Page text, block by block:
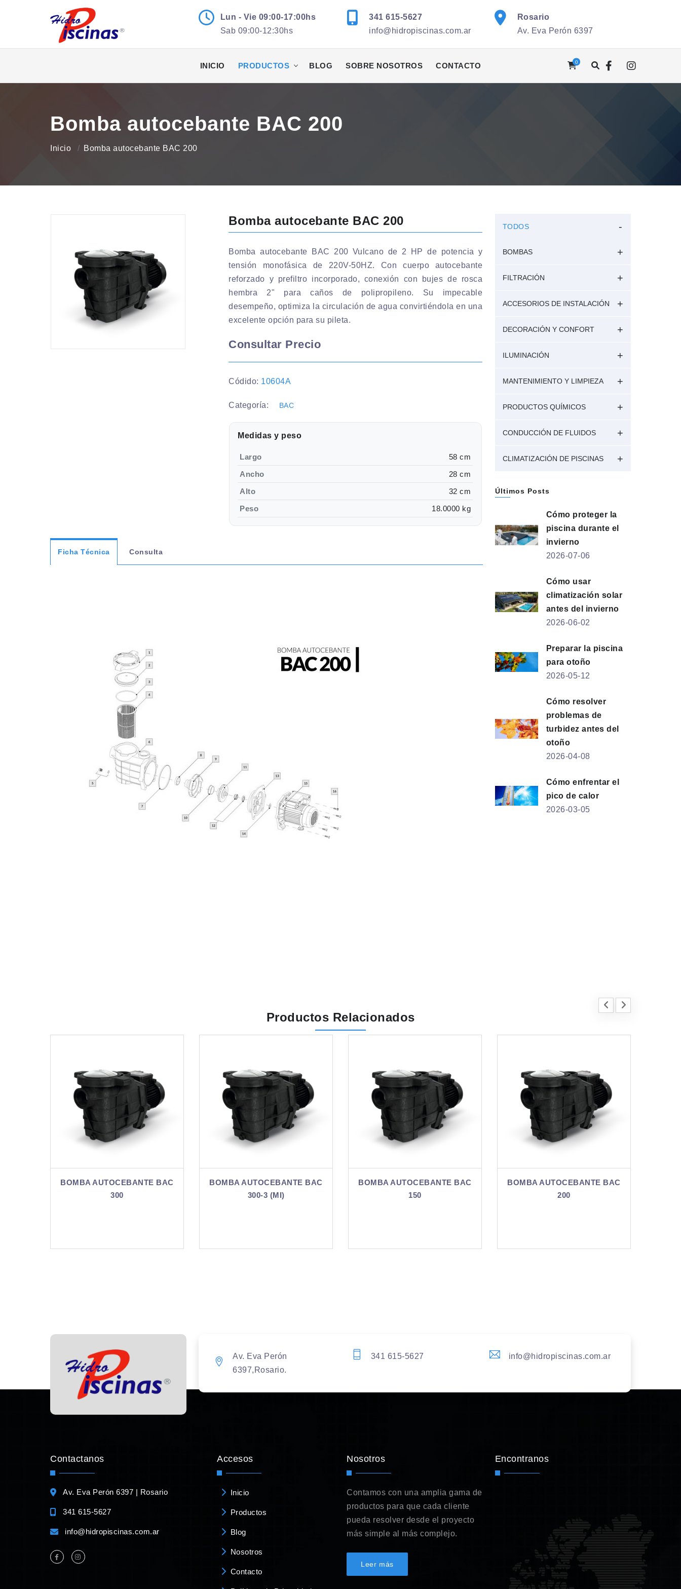
Lun - Vie 09:00-17:00hs
Sab 09:00-12:30hs
341 615-5627
info@hidropiscinas.com.ar
Rosario
Av. Eva Perón 6397
INICIO PRODUCTOS BLOG SOBRE NOSOTROS CONTACTO 0
Bomba autocebante BAC 200
Inicio Bomba autocebante BAC 200
Bomba autocebante BAC 200
Bomba autocebante BAC 200 Vulcano de 2 HP de potencia y
tensión monofásica de 220V-50HZ. Con cuerpo autocebante
reforzado y prefiltro incorporado, conexión con bujes de rosca
hembra 2" para caños de polipropileno. Su impecable
desempeño, optimiza la circulación de agua convirtiéndola en una
excelente opción para su pileta.
Consultar Precio
Códido: 10604A
Categoría: BAC
Medidas y peso
Largo
58 cm
Ancho
28 cm
Alto
32 cm
Peso
18.0000 kg
Ficha Técnica Consulta
TODOS
BOMBAS
FILTRACIÓN
ACCESORIOS DE INSTALACIÓN
DECORACIÓN Y CONFORT
ILUMINACIÓN
MANTENIMIENTO Y LIMPIEZA
PRODUCTOS QUÍMICOS
CONDUCCIÓN DE FLUIDOS
CLIMATIZACIÓN DE PISCINAS
Últimos Posts
Cómo proteger la
piscina durante el
invierno
2026-07-06
Cómo usar
climatización solar
antes del invierno
2026-06-02
Preparar la piscina
para otoño
2026-05-12
Cómo resolver
problemas de
turbidez antes del
otoño
2026-04-08
Cómo enfrentar el
pico de calor
2026-03-05
Productos Relacionados
BOMBA AUTOCEBANTE BAC
300-3 (MI)
BOMBA AUTOCEBANTE BAC
150
BOMBA AUTOCEBANTE BAC
200
BOMBA AUTOCEBANTE BAC
200-3 (MI)
Av. Eva Perón
6397,Rosario.
341 615-5627 info@hidropiscinas.com.ar
Contactanos
Av. Eva Perón 6397 | Rosario
341 615-5627
info@hidropiscinas.com.ar
Accesos
Inicio
Productos
Blog
Nosotros
Contacto
Nosotros
Contamos con una amplia gama de
productos para que cada cliente
pueda resolver desde el proyecto
más simple al más complejo.
Leer más
Encontranos